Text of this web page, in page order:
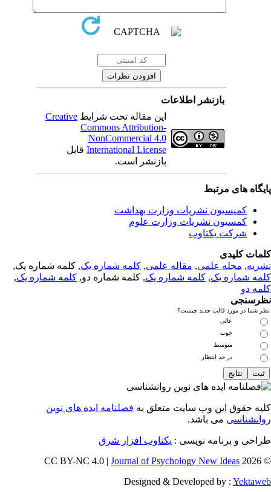
بازنشر اطلاعات
این مقاله تحت شرایطCreative
Commons Attribution-
NonCommercial 4.0
International Licenseقابل
بازنشر است.
های مرتبط
کمیسیون نشریات وزارت بهداشت
کمسیون نشریات وزارت علوم
شرکت یکتاوب
کلیدی
,مجله علمی, مقاله علمی, کلمه شماره یک, کلمه شماره یک,
شماره یک,کلمه شماره یک, کلمه شماره دو,کلمه شماره یک,
دو
شما در مورد قالب جدید چیست؟
عالی
خوب
متوسط
در حد انتظار
حقوق این وب سایت متعلق بهفصلنامه ایده های نوین
می باشد.
و برنامه نویسی : یکتاوب افزار شرق
©
Journal of Psychology New Ideas
Designed & Developed by :